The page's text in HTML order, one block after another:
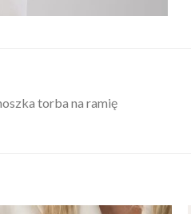
torba na ramię